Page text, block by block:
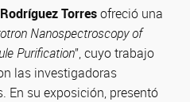
Torresofreció una
Nanospectroscopy of
Purification”, cuyo trabajo
las investigadoras
En su exposición, presentó